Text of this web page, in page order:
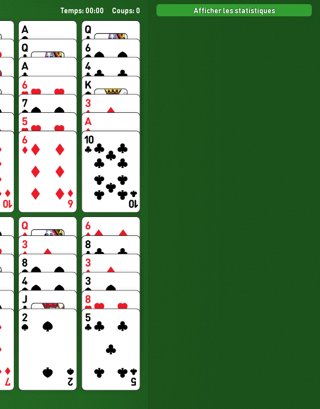
Temps: 00:00 Coups: 0 Afficher les statistiques